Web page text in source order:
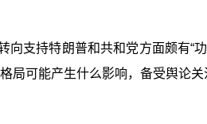
支持特朗普和共和党方面颇有“
局可能产生什么影响，备受舆论关